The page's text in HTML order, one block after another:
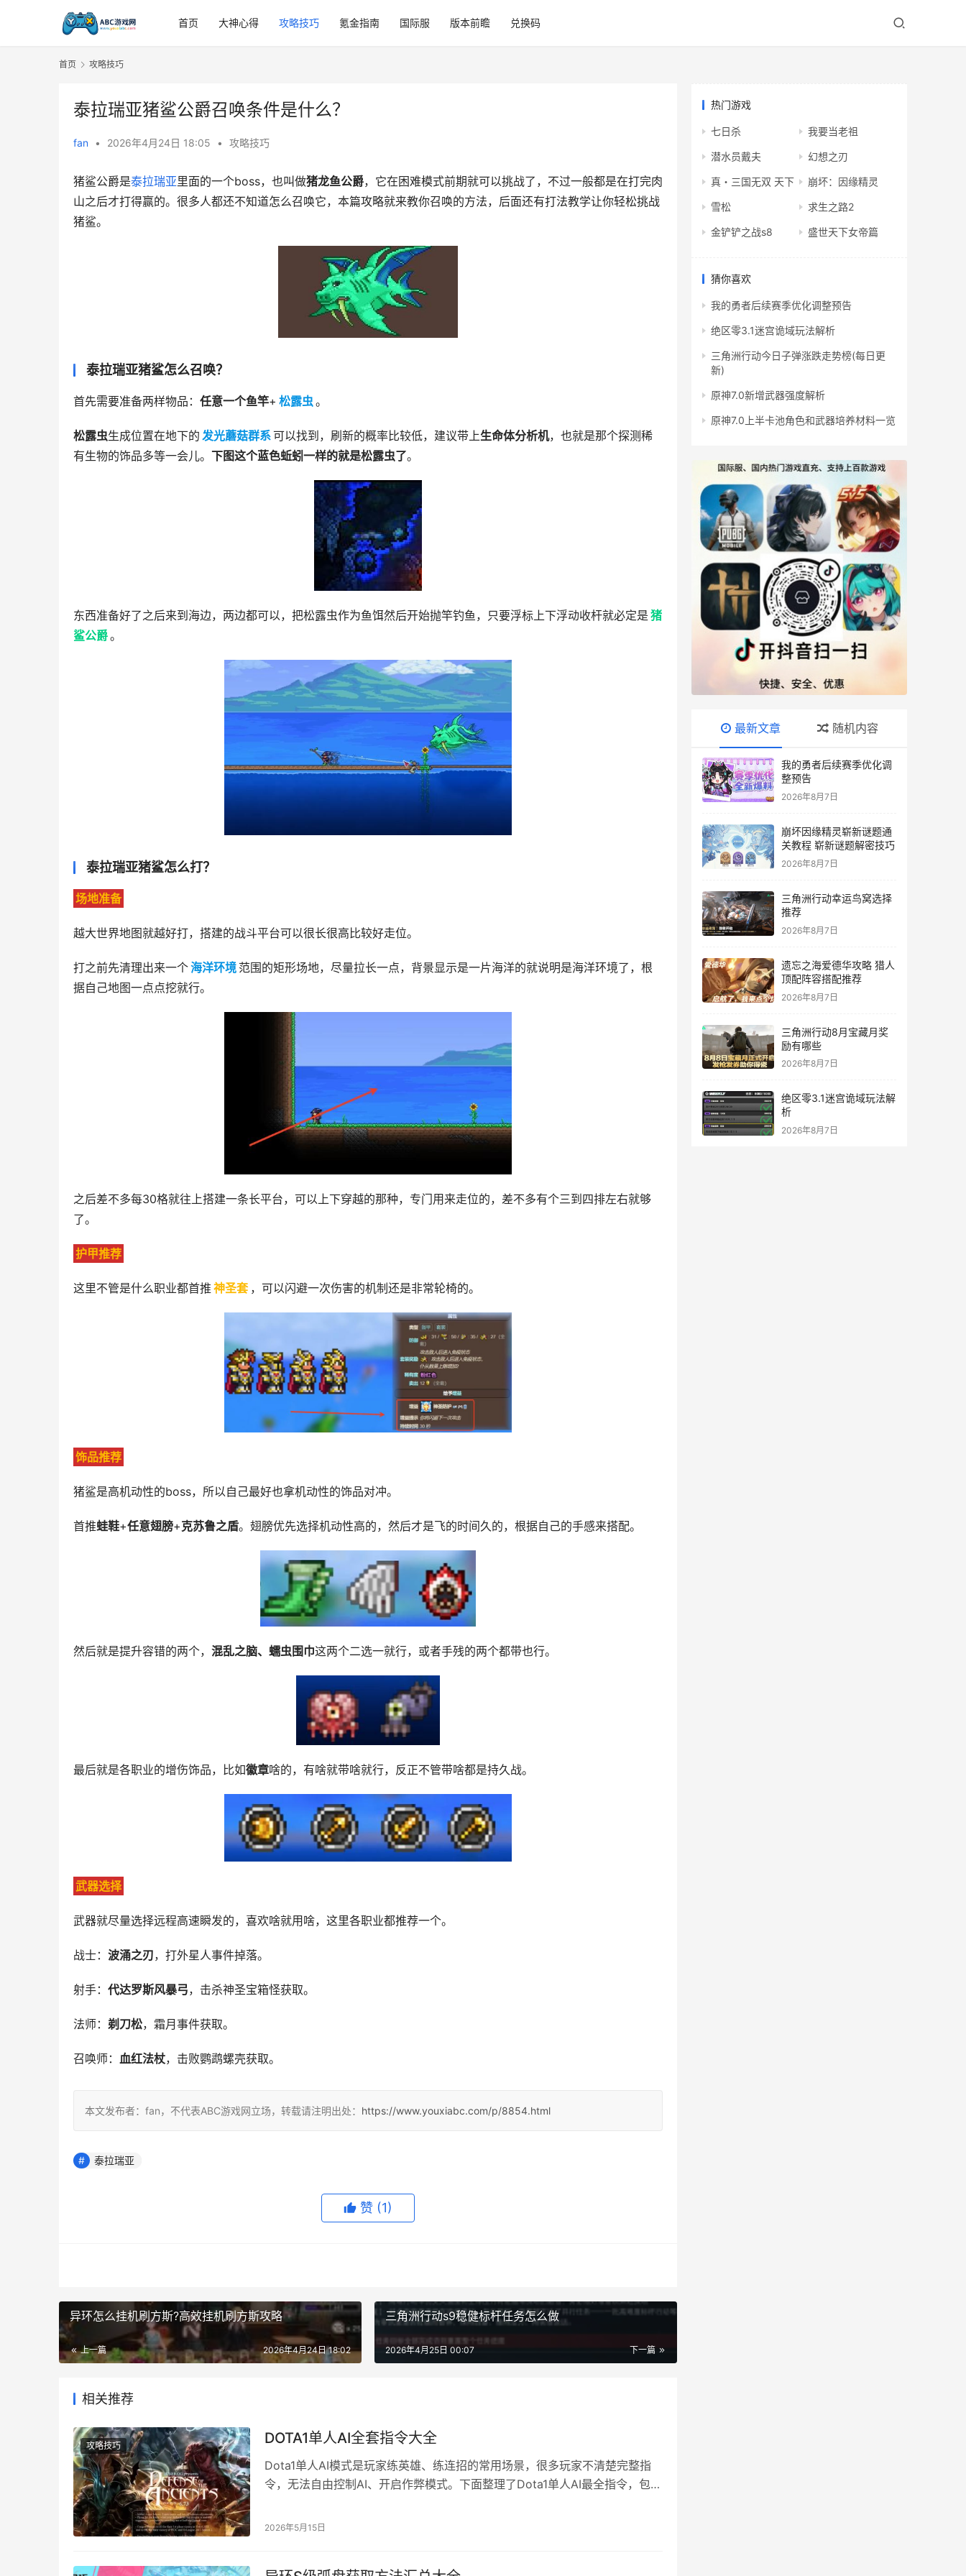
首页 大神心得 攻略技巧 氪金指南 国际服 版本前瞻 兑换码
首页 攻略技巧
泰拉瑞亚猪鲨公爵召唤条件是什么？
fan • 2026年4月24日 18:05 • 攻略技巧
猪鲨公爵是泰拉瑞亚里面的一个boss，也叫做猪龙鱼公爵，它在困难模式前期就可以挑战了，不过一般都是在打完肉
山之后才打得赢的。很多人都还不知道怎么召唤它，本篇攻略就来教你召唤的方法，后面还有打法教学让你轻松挑战
猪鲨。
泰拉瑞亚猪鲨怎么召唤？
首先需要准备两样物品： 任意一个鱼竿+ 松露虫。
松露虫生成位置在地下的 发光蘑菇群系 可以找到，刷新的概率比较低，建议带上生命体分析机，也就是那个探测稀
有生物的饰品多等一会儿。 下图这个蓝色蚯蚓一样的就是松露虫了。
东西准备好了之后来到海边，两边都可以，把松露虫作为鱼饵然后开始抛竿钓鱼，只要浮标上下浮动收杆就必定是 猪
鲨公爵。
泰拉瑞亚猪鲨怎么打？
场地准备
越大世界地图就越好打，搭建的战斗平台可以很长很高比较好走位。
打之前先清理出来一个海洋环境 范围的矩形场地，尽量拉长一点，背景显示是一片海洋的就说明是海洋环境了，根
据自己地图一点点挖就行。
之后差不多每30格就往上搭建一条长平台，可以上下穿越的那种，专门用来走位的，差不多有个三到四排左右就够
了。
护甲推荐
这里不管是什么职业都首推 神圣套 ，可以闪避一次伤害的机制还是非常轮椅的。
饰品推荐
猪鲨是高机动性的boss，所以自己最好也拿机动性的饰品对冲。
首推蛙鞋+任意翅膀+克苏鲁之盾。翅膀优先选择机动性高的，然后才是飞的时间久的，根据自己的手感来搭配。
然后就是提升容错的两个， 混乱之脑、蠕虫围巾这两个二选一就行，或者手残的两个都带也行。
最后就是各职业的增伤饰品，比如徽章啥的，有啥就带啥就行，反正不管带啥都是持久战。
武器选择
武器就尽量选择远程高速瞬发的，喜欢啥就用啥，这里各职业都推荐一个。
战士： 波涌之刃，打外星人事件掉落。
射手： 代达罗斯风暴弓，击杀神圣宝箱怪获取。
法师： 剃刀松，霜月事件获取。
召唤师： 血红法杖，击败鹦鹉螺壳获取。
本文发布者：fan，不代表ABC游戏网立场，转载请注明出处： https://www.youxiabc.com/p/8854.html
泰拉瑞亚
赞 (1)
异环怎么挂机刷方斯?高效挂机刷方斯攻略
上一篇 2026年4月24日 18:02
三角洲行动s9稳健标杆任务怎么做
下一篇
2026年4月25日 00:07
相关推荐
攻略技巧 DOTA1单人AI全套指令大全
Dota1单人AI模式是玩家练英雄、练连招的常用场景，很多玩家不清楚完整指
令，无法自由控制AI、开启作弊模式。下面整理了Dota1单人AI最全指令，包含
率！ 下面把Dota1（6.7x~6.83 AI 地图）单人/人机最常用、最全的指令按开局
2026年5月15日
热门游戏
七日杀 我要当老祖
潜水员戴夫 幻想之刃
真・三国无双 天下 崩坏：因缘精灵
雪松 求生之路2
金铲铲之战s8 盛世天下女帝篇
猜你喜欢
我的勇者后续赛季优化调整预告
绝区零3.1迷宫诡域玩法解析
三角洲行动今日子弹涨跌走势榜(每日更
新)
原神7.0新增武器强度解析
原神7.0上半卡池角色和武器培养材料一览
最新文章 随机内容
我的勇者后续赛季优化调
整预告
2026年8月7日
崩坏因缘精灵崭新谜题通
关教程 崭新谜题解密技巧
2026年8月7日
三角洲行动幸运鸟窝选择
推荐
2026年8月7日
遗忘之海爱德华攻略 猎人
顶配阵容搭配推荐
2026年8月7日
三角洲行动8月宝藏月奖
励有哪些
2026年8月7日
绝区零3.1迷宫诡域玩法解
析
2026年8月7日